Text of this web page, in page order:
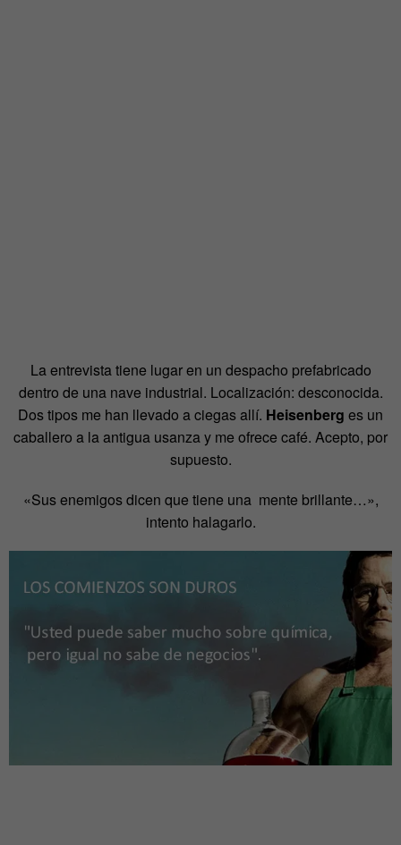
La entrevista tiene lugar en un despacho prefabricado
dentro de una nave industrial. Localización: desconocida.
Dos tipos me han llevado a ciegas allí. Heisenberg es un
caballero a la antigua usanza y me ofrece café. Acepto, por
supuesto.
«Sus enemigos dicen que tiene una mente brillante…»,
intento halagarlo.